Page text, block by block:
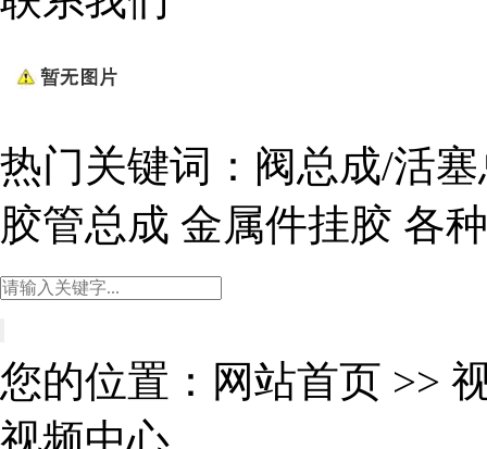
热门关键词： 阀总成/活
胶管总成 金属件挂胶 各
您的位置： 网站首页 >>